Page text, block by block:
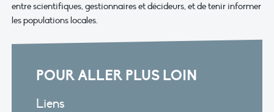
entre scientifiques, gestionnaires et décideurs, et de tenir informer
les populations locales.
POUR ALLER PLUS LOIN
Liens